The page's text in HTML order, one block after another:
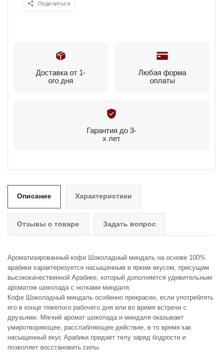
Поделиться
Доставка от 1-
ого дня
Любая форма
оплаты
Гарантия до 3-
х лет
Описание Характеристики
Отзывы о товаре Задать вопрос
Ароматизированный кофе Шоколадный миндаль на основе 100%
арабики характеризуется насыщенным и ярким вкусом, присущим
высококачественной Арабике, который дополняется удивительным
ароматом шоколада с нотками миндаля.
Кофе Шоколадный миндаль особенно прекрасен, если употреблять
его в конце тяжелого рабочего дня или во время встречи с
друзьями. Мягкий аромат шоколада и миндаля оказывает
умиротворяющее, расслабляющее действие, в то время как
насыщенный вкус Арабики придает телу заряд бодрости и
позволяет восстановить силы.